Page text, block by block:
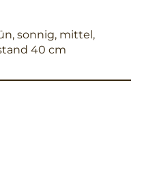
sonnig, mittel,
40 cm